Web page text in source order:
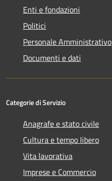
Enti e fondazioni
Politici
Personale Amministrativo
Documenti e dati
Categorie di Servizio
Anagrafe e stato civile
Cultura e tempo libero
Vita lavorativa
Imprese e Commercio